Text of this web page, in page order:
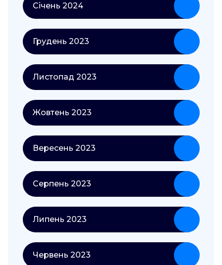
Січень 2024
Грудень 2023
Листопад 2023
Жовтень 2023
Вересень 2023
Серпень 2023
Липень 2023
Червень 2023